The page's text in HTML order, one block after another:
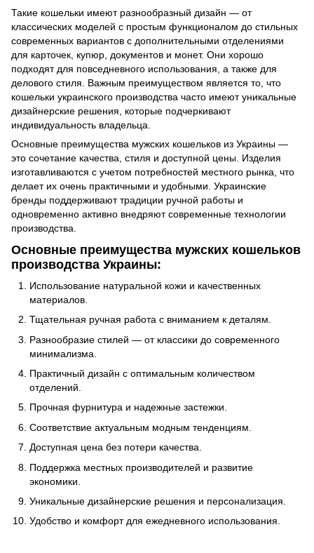
Такие кошельки имеют разнообразный дизайн — от
классических моделей с простым функционалом до стильных
современных вариантов с дополнительными отделениями
для карточек, купюр, документов и монет. Они хорошо
подходят для повседневного использования, а также для
делового стиля. Важным преимуществом является то, что
кошельки украинского производства часто имеют уникальные
дизайнерские решения, которые подчеркивают
индивидуальность владельца.
Основные преимущества мужских кошельков из Украины —
это сочетание качества, стиля и доступной цены. Изделия
изготавливаются с учетом потребностей местного рынка, что
делает их очень практичными и удобными. Украинские
бренды поддерживают традиции ручной работы и
одновременно активно внедряют современные технологии
производства.
Основные преимущества мужских кошельков
производства Украины:
Использование натуральной кожи и качественных
материалов.
Тщательная ручная работа с вниманием к деталям.
Разнообразие стилей — от классики до современного
минимализма.
Практичный дизайн с оптимальным количеством
отделений.
Прочная фурнитура и надежные застежки.
Соответствие актуальным модным тенденциям.
Доступная цена без потери качества.
Поддержка местных производителей и развитие
экономики.
Уникальные дизайнерские решения и персонализация.
Удобство и комфорт для ежедневного использования.